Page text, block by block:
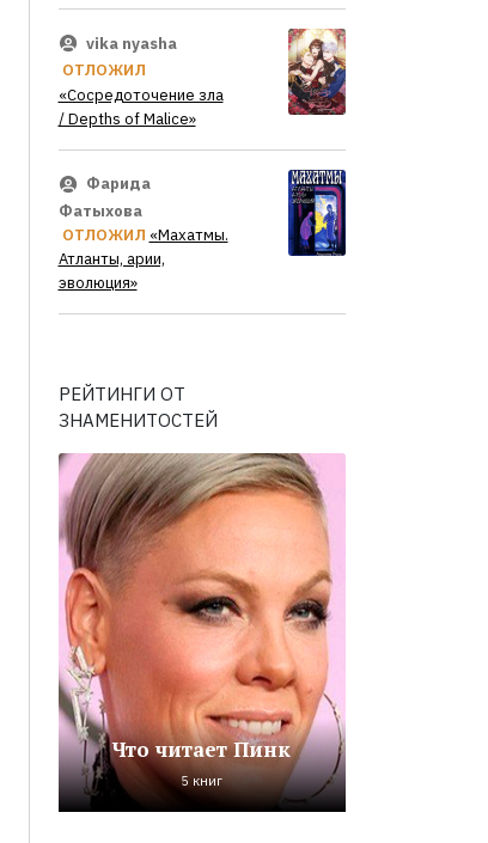
vika nyasha
ОТЛОЖИЛ
«Сосредоточение зла
/ Depths of Malice»
Фарида
Фатыхова
ОТЛОЖИЛ «Махатмы.
Атланты, арии,
эволюция»
РЕЙТИНГИ ОТ
ЗНАМЕНИТОСТЕЙ
Что читает Пинк
5 книг